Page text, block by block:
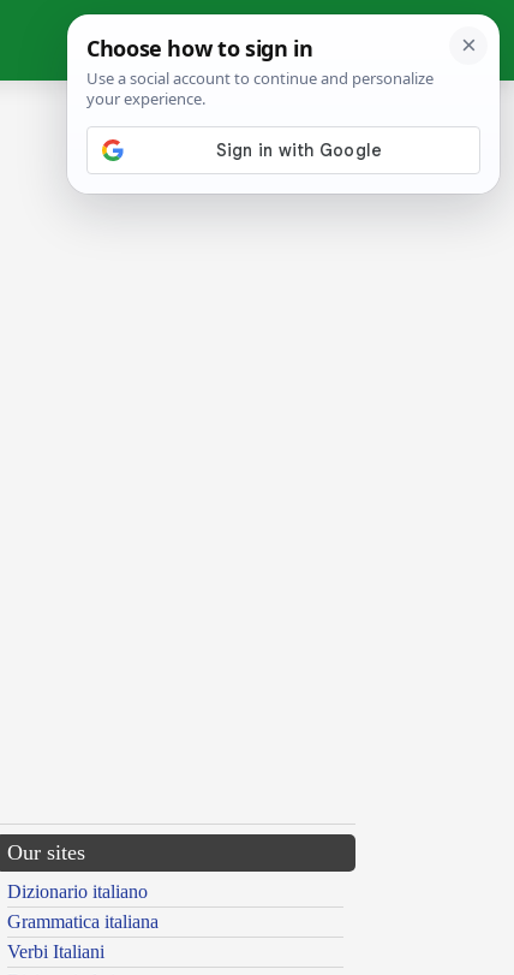
Our sites
Dizionario italiano
Grammatica italiana
Verbi Italiani